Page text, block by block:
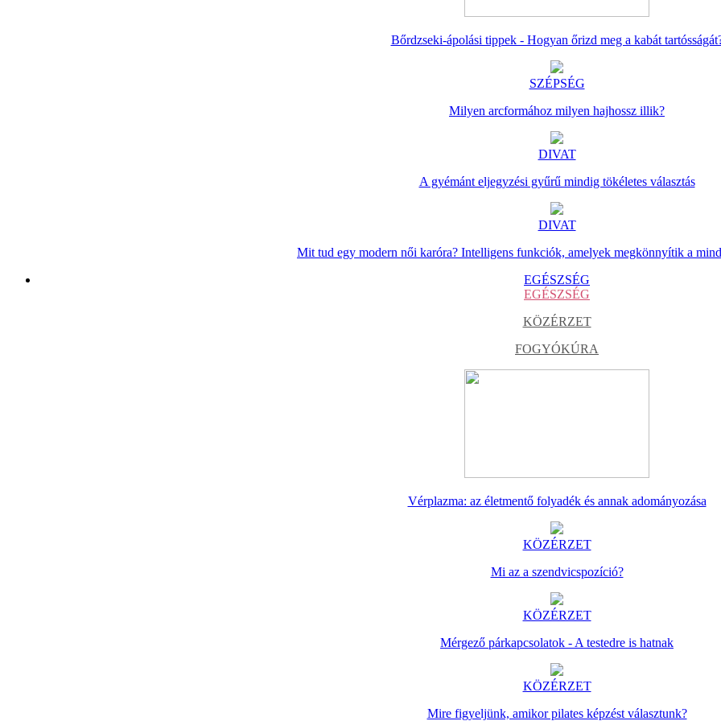
Bőrdzseki-ápolási tippek - Hogyan őrizd meg a kabát
SZÉPSÉG
Milyen arcformához milyen hajhossz illik?
DIVAT
A gyémánt eljegyzési gyűrű mindig tökéletes választás
DIVAT
Mit tud egy modern női karóra? Intelligens funkciók, amelyek megkönnyítik a
EGÉSZSÉG
EGÉSZSÉG
KÖZÉRZET
FOGYÓKÚRA
Vérplazma: az életmentő folyadék és annak adományozása
KÖZÉRZET
Mi az a szendvicspozíció?
KÖZÉRZET
Mérgező párkapcsolatok - A testedre is hatnak
KÖZÉRZET
Mire figyeljünk, amikor pilates képzést választunk?